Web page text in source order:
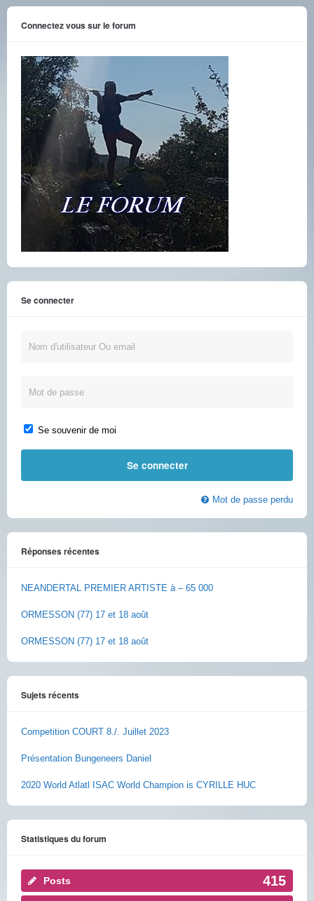
Connectez vous sur le forum
Se connecter
Se souvenir de moi
Mot de passe perdu
Réponses récentes
NEANDERTAL PREMIER ARTISTE à – 65 000
ORMESSON (77) 17 et 18 août
ORMESSON (77) 17 et 18 août
Sujets récents
Competition COURT 8./. Juillet 2023
Présentation Bungeneers Daniel
2020 World Atlatl ISAC World Champion is CYRILLE HUC
Statistiques du forum
Posts
415